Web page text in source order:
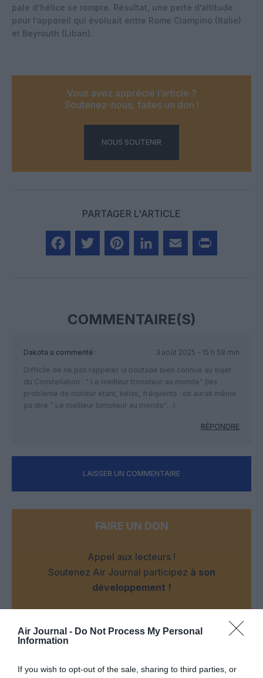
Air Journal - Do Not Process My Personal
Information
If you wish to opt-out of the sale, sharing to third parties, or
pale d’hélice se rompre. Résultat, une perte d’altitude
pour l’appareil qui évoluait entre Rome Ciampino (Italie)
et Beyrouth (Liban).
Vous avez apprécié l’article ?
Soutenez-nous, faites un don !
NOUS SOUTENIR
PARTAGER L'ARTICLE
COMMENTAIRE(S)
Dakota a commenté :
3 août 2025 - 15 h 58 min
Difficile de ne pas rappeler la boutade bien connue au sujet
du Constellation : ” Le meilleur trimoteur au monde” (les
problème de moteur étant, hélas, fréquents : on aurait même
pu dire ” Le meilleur bimoteur au monde”…).
RÉPONDRE
LAISSER UN COMMENTAIRE
FAIRE UN DON
Appel aux lecteurs !
Soutenez Air Journal participez à son
développement !
NOUS SOUTENIR